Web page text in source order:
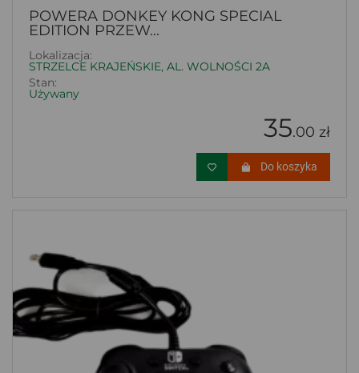
POWERA DONKEY KONG SPECIAL
EDITION PRZEW...
Lokalizacja:
STRZELCE KRAJEŃSKIE, AL. WOLNOŚCI 2A
Stan:
Używany
35.00 zł
Do koszyka